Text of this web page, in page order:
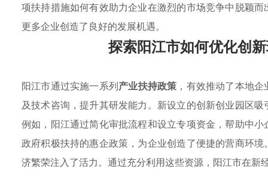
项扶持措施如何有效助力企业在激烈的市场竞争中脱颖
更多企业创造了良好的发展机遇。
探索阳江市如何优化创
阳江市通过实施一系列产业扶持政策 ，有效推动了本地
及技术咨询，提升其研发能力。新设立的创新创业园区
例如，阳江通过简化审批流程和设立专项资金，帮助中
政府积极扶持的惠企政策，为企业创造了便捷的营商环
济繁荣注入了活力。通过充分利用这些资源，阳江市在新